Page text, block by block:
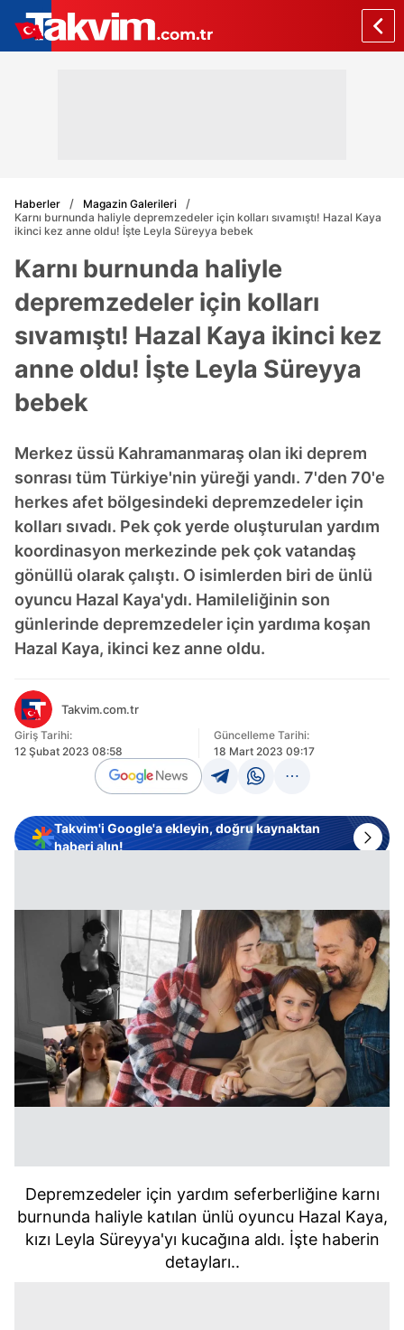
Haberler
Magazin Galerileri
Karnı burnunda haliyle depremzedeler için kolları sıvamıştı! Hazal Kaya
ikinci kez anne oldu! İşte Leyla Süreyya bebek
Karnı burnunda haliyle
depremzedeler için kolları
sıvamıştı! Hazal Kaya ikinci kez
anne oldu! İşte Leyla Süreyya
bebek
Merkez üssü Kahramanmaraş olan iki deprem
sonrası tüm Türkiye'nin yüreği yandı. 7'den 70'e
herkes afet bölgesindeki depremzedeler için
kolları sıvadı. Pek çok yerde oluşturulan yardım
koordinasyon merkezinde pek çok vatandaş
gönüllü olarak çalıştı. O isimlerden biri de ünlü
oyuncu Hazal Kaya'ydı. Hamileliğinin son
günlerinde depremzedeler için yardıma koşan
Hazal Kaya, ikinci kez anne oldu.
Takvim.com.tr
Giriş Tarihi:
12 Şubat 2023 08:58
Güncelleme Tarihi:
18 Mart 2023 09:17
Takvim'i Google'a ekleyin, doğru kaynaktan
haberi alın!
Depremzedeler için yardım seferberliğine karnı
burnunda haliyle katılan ünlü oyuncu Hazal Kaya,
kızı Leyla Süreyya'yı kucağına aldı. İşte haberin
detayları..